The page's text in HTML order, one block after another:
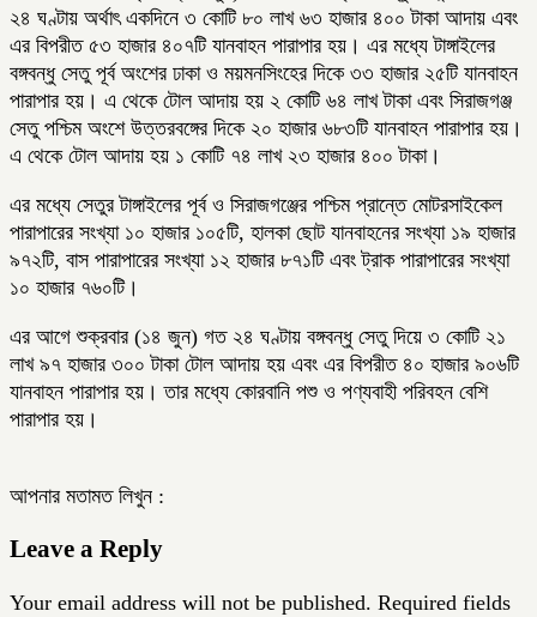
২৪ ঘণ্টায় অর্থাৎ একদিনে ৩ কোটি ৮০ লাখ ৬৩ হাজার ৪০০ টাকা আদায় এবং
এর বিপরীত ৫৩ হাজার ৪০৭টি যানবাহন পারাপার হয়। এর মধ্যে টাঙ্গাইলের
বঙ্গবন্ধু সেতু পূর্ব অংশের ঢাকা ও ময়মনসিংহের দিকে ৩৩ হাজার ২৫টি যানবাহন
পারাপার হয়। এ থেকে টোল আদায় হয় ২ কোটি ৬৪ লাখ টাকা এবং সিরাজগঞ্জ
সেতু পশ্চিম অংশে উত্তরবঙ্গের দিকে ২০ হাজার ৬৮৩টি যানবাহন পারাপার হয়।
এ থেকে টোল আদায় হয় ১ কোটি ৭৪ লাখ ২৩ হাজার ৪০০ টাকা।
এর মধ্যে সেতুর টাঙ্গাইলের পূর্ব ও সিরাজগঞ্জের পশ্চিম প্রান্তে মোটরসাইকেল
পারাপারের সংখ্যা ১০ হাজার ১০৫টি, হালকা ছোট যানবাহনের সংখ্যা ১৯ হাজার
৯৭২টি, বাস পারাপারের সংখ্যা ১২ হাজার ৮৭১টি এবং ট্রাক পারাপারের সংখ্যা
১০ হাজার ৭৬০টি।
এর আগে শুক্রবার (১৪ জুন) গত ২৪ ঘণ্টায় বঙ্গবন্ধু সেতু দিয়ে ৩ কোটি ২১
লাখ ৯৭ হাজার ৩০০ টাকা টোল আদায় হয় এবং এর বিপরীত ৪০ হাজার ৯০৬টি
যানবাহন পারাপার হয়। তার মধ্যে কোরবানি পশু ও পণ্যবাহী পরিবহন বেশি
পারাপার হয়।
আপনার মতামত লিখুন :
Leave a Reply
Your email address will not be published. Required fields